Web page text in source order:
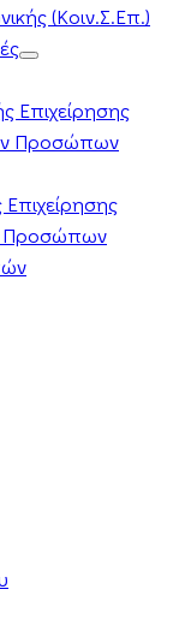
(Κοιν.Σ.Επ.)
Επιχείρησης
Προσώπων
Προσώπων